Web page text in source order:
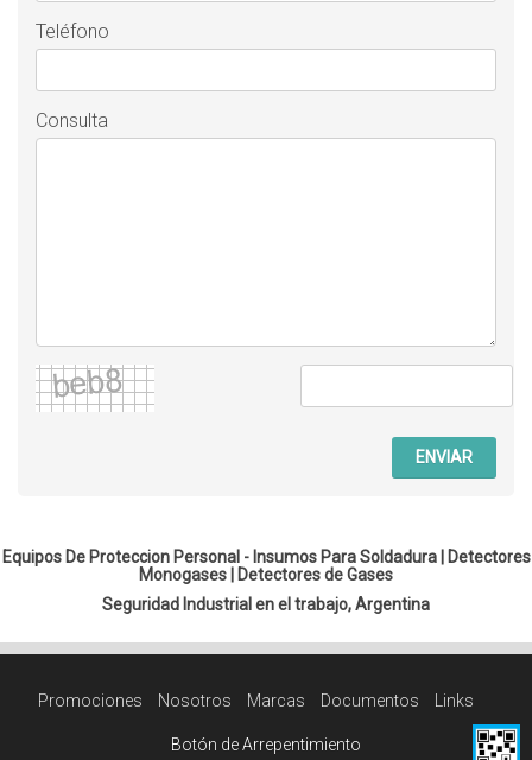
Teléfono
Consulta
ENVIAR
Equipos De Proteccion Personal - Insumos Para Soldadura |
Detectores
Monogases
Detectores de Gases
Seguridad Industrial en el trabajo, Argentina
Promociones Nosotros Marcas Documentos Links
Botón de Arrepentimiento